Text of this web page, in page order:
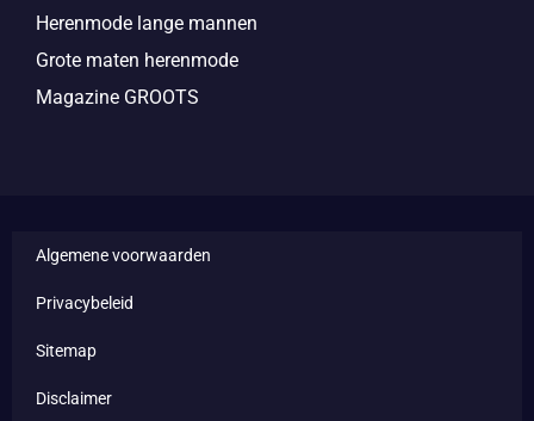
Herenmode lange mannen
Grote maten herenmode
Magazine GROOTS
Algemene voorwaarden
Privacybeleid
Sitemap
Disclaimer